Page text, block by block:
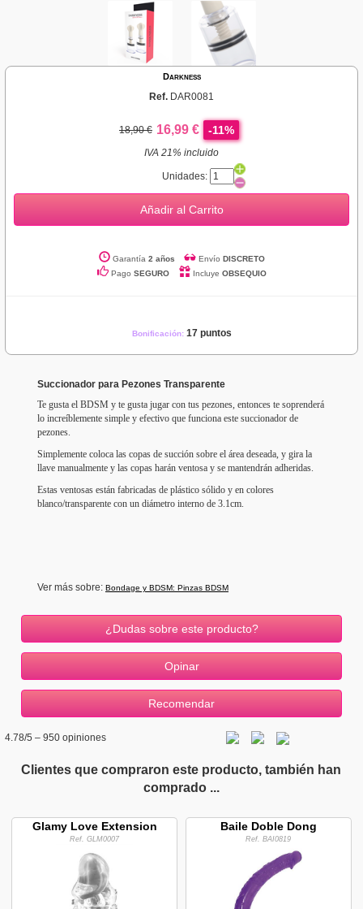
Darkness
Ref. DAR0081
18,90 € 16,99 € -11%
IVA 21% incluido
Unidades:
Añadir al Carrito
Garantía 2 años Envío DISCRETO
Pago SEGURO Incluye OBSEQUIO
Bonificación: 17 puntos
Succionador para Pezones Transparente
Te gusta el BDSM y te gusta jugar con tus pezones, entonces te soprenderá
lo increíblemente simple y efectivo que funciona este succionador de
pezones.
Simplemente coloca las copas de succión sobre el área deseada, y gira la
llave manualmente y las copas harán ventosa y se mantendrán adheridas.
Estas ventosas están fabricadas de plástico sólido y en colores
blanco/transparente con un diámetro interno de 3.1cm.
Ver más sobre: Bondage y BDSM: Pinzas BDSM
¿Dudas sobre este producto?
4.78/5 – 950 opiniones
Clientes que compraron este producto, también han
comprado ...
Glamy Love Extension
Ref. GLM0007
Baile Doble Dong
Ref. BAI0819